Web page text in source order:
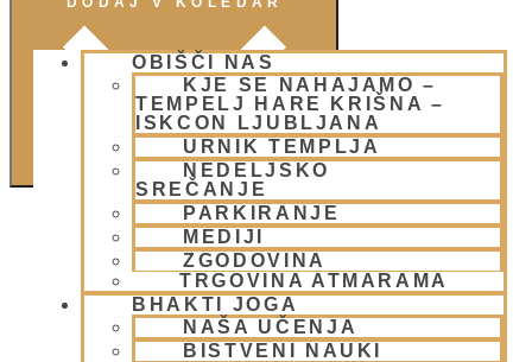
OBIŠČI NAS
KJE SE NAHAJAMO –
TEMPELJ HARE KRIŠNA –
ISKCON LJUBLJANA
URNIK TEMPLJA
NEDELJSKO
SREČANJE
PARKIRANJE
MEDIJI
ZGODOVINA
TRGOVINA ATMARAMA
BHAKTI JOGA
NAŠA UČENJA
BISTVENI NAUKI